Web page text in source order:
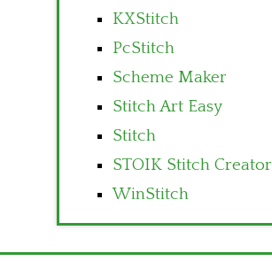
KXStitch
PcStitch
Scheme Maker
Stitch Art Easy
Stitch
STOIK Stitch Creator
WinStitch